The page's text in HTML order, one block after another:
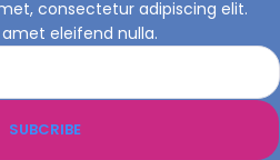
consectetur adipiscing elit.
amet eleifend nulla.
SUBCRIBE